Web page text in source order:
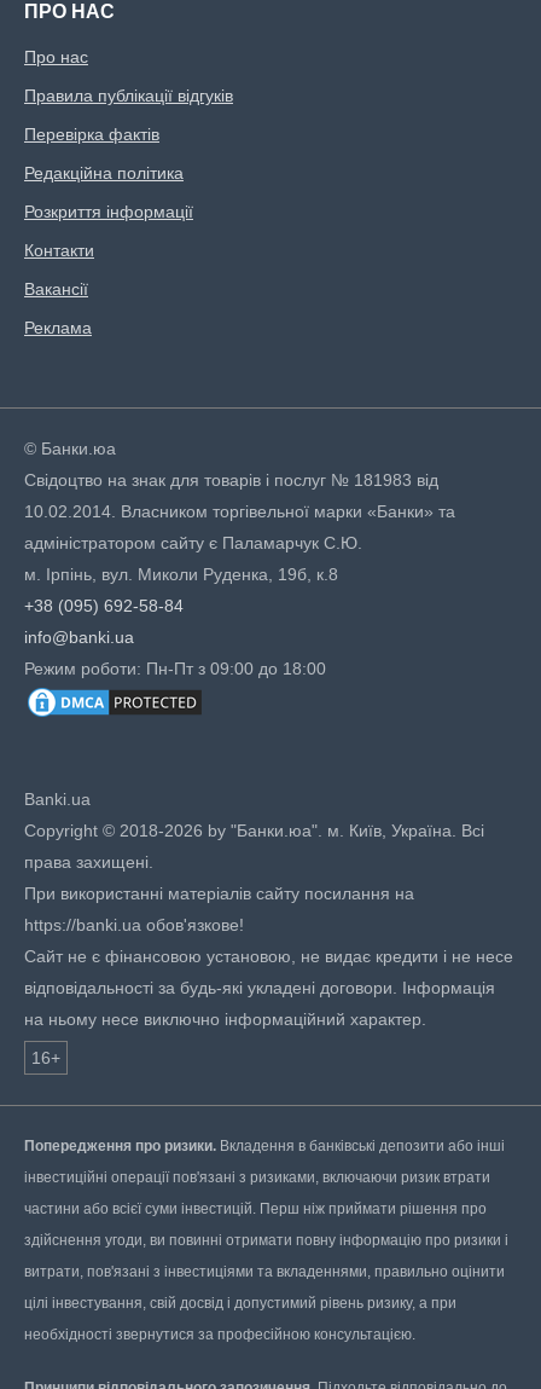
ПРО НАС
Про нас
Правила публікації відгуків
Перевірка фактів
Редакційна політика
Розкриття інформації
Контакти
Вакансії
Реклама
© Банки.юа
Свідоцтво на знак для товарів і послуг № 181983 від
10.02.2014. Власником торгівельної марки «Банки» та
адміністратором сайту є Паламарчук С.Ю.
м. Ірпінь, вул. Миколи Руденка, 19б, к.8
+38 (095) 692-58-84
info@banki.ua
Режим роботи: Пн-Пт з 09:00 до 18:00
Banki.ua
Copyright © 2018-2026 by "Банки.юа". м. Київ, Україна. Всі
права захищені.
При використанні матеріалів сайту посилання на
https://banki.ua обов'язкове!
Сайт не є фінансовою установою, не видає кредити і не несе
відповідальності за будь-які укладені договори. Інформація
на ньому несе виключно інформаційний характер.
16+
Попередження про ризики. Вкладення в банківські депозити або інші
інвестиційні операції пов'язані з ризиками, включаючи ризик втрати
частини або всієї суми інвестицій. Перш ніж приймати рішення про
здійснення угоди, ви повинні отримати повну інформацію про ризики і
витрати, пов'язані з інвестиціями та вкладеннями, правильно оцінити
цілі інвестування, свій досвід і допустимий рівень ризику, а при
необхідності звернутися за професійною консультацією.